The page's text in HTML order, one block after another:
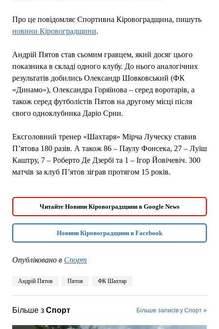
Про це повідомляє Спортивна Кіровоградщина, пишуть
новини Кіровоградщини.
Андрій Пятов став сьомим гравцем, який досяг цього
показника в складі одного клубу. До нього аналогічних
результатів добились Олександр Шовковський (ФК
«Динамо»), Олександра Горяїнова – серед воротарів, а
також серед футболістів Пятов на другому місці після
свого одноклубника Даріо Срни.
Ексголовний тренер «Шахтаря» Мірча Луческу ставив
П’ятова 180 разів. А також 86 – Паулу Фонсека, 27 – Луїш
Каштру, 7 – Роберто Де Дзербi та 1 – Iгор Йовiчевiч. 300
матчів за клуб П’ятов зіграв протягом 15 років.
Читайте Новини Кіровоградщини в Google News
Новини Кіровоградщини в Facebook
Опубліковано в Спорт
Андрій Пятов Пятов ФК Шахтар
Більше з Спорт Більше записів у Спорт »